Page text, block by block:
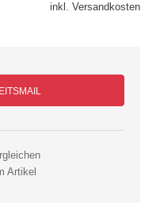
inkl. Versandkosten
Artikel